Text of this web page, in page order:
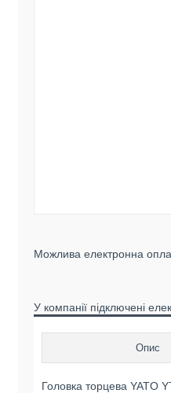
У компанії підключені
Опис
Головка торцева YATO